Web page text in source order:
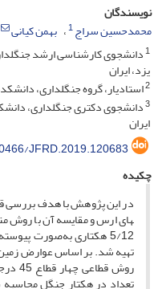
نویسندگان
محمدحسین سراج1 بهمن کیانی
1دانشجوی کارشناسی ارشد
یزد، ایران
2استادیار، گروه جنگلداری،
3دانشجوی دکتری جنگلداری،
ایران
JFRD.2019.120683
چکیده
های ارس و مقایسه آن با روش
5/12 هکتاری به‌صورت
تهیه شد. بر اساس عوارض
روش
تعداد در هکتار جنگل